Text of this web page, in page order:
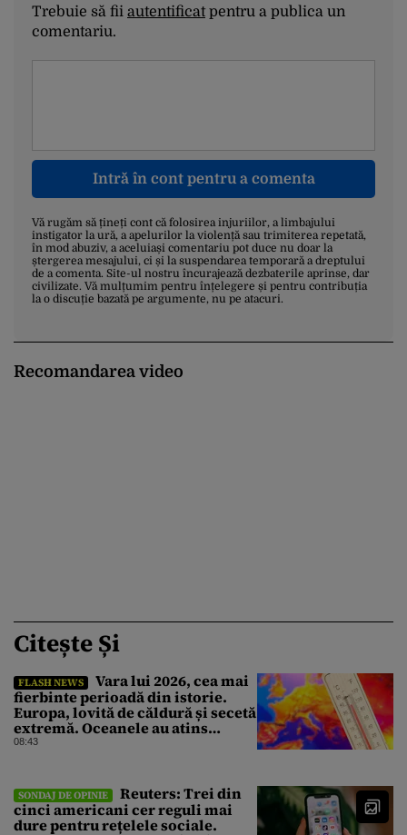
Trebuie să fii autentificatpentru a publica un
comentariu.
Intră în cont pentru a comenta
Vă rugăm să țineți cont că folosirea injuriilor, a limbajului
instigator la ură, a apelurilor la violență sau trimiterea repetată,
în mod abuziv, a aceluiași comentariu pot duce nu doar la
ștergerea mesajului, ci și la suspendarea temporară a dreptului
de a comenta. Site-ul nostru încurajează dezbaterile aprinse, dar
civilizate. Vă mulțumim pentru înțelegere și pentru contribuția
la o discuție bazată pe argumente, nu pe atacuri.
Recomandarea video
Citește Și
FLASH NEWS
Vara lui 2026, cea mai
fierbinte perioadă din istorie.
Europa, lovită de căldură și secetă
extremă. Oceanele au atins
temperaturi record
08:43
SONDAJ DE OPINIE
Reuters: Trei din
cinci americani cer reguli mai
dure pentru rețelele sociale.